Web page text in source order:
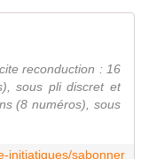
reconduction : 16
sous pli discret et
(8 numéros), sous
initiatiques/sabonner